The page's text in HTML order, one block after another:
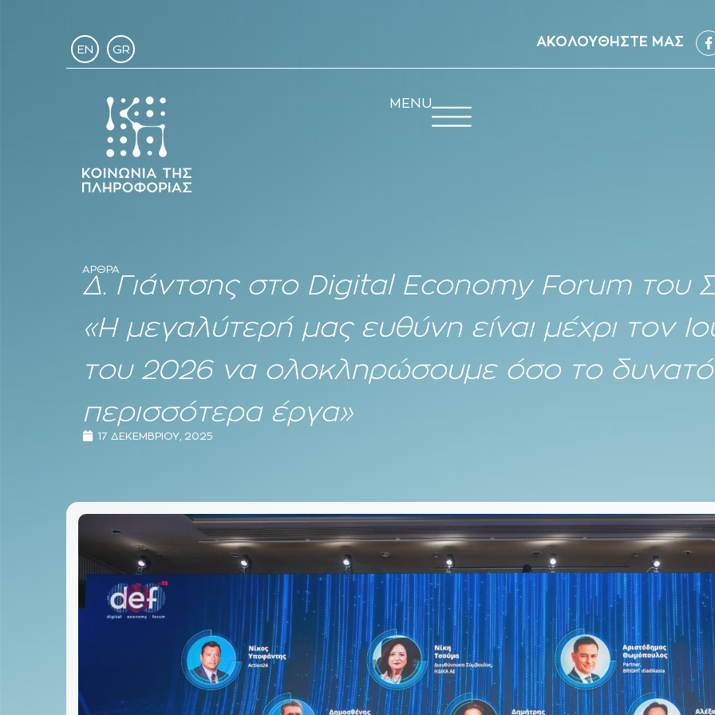
EN GR
ΑΚΟΛΟΥΘΗΣΤΕ ΜΑΣ
MENU
ΑΡΘΡΑ
Δ. Γιάντσης στο Digital Economy Forum του
«Η μεγαλύτερή μας ευθύνη είναι μέχρι τον
του 2026 να ολοκληρώσουμε όσο το
περισσότερα έργα»
17 ΔΕΚΕΜΒΡΊΟΥ, 2025